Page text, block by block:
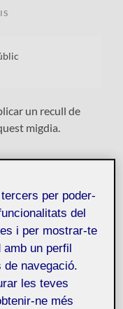
un recull de
migdia.
per poder-
del
i per mostrar-te
amb un perfil
navegació.
les teves
ne més